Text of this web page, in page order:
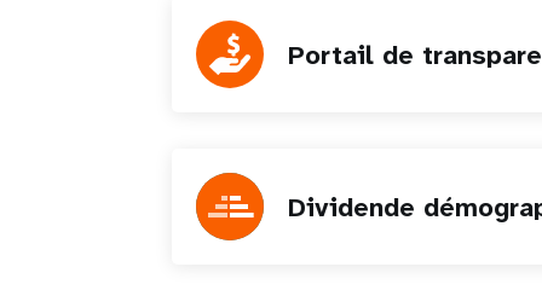
Portail de
Dividende